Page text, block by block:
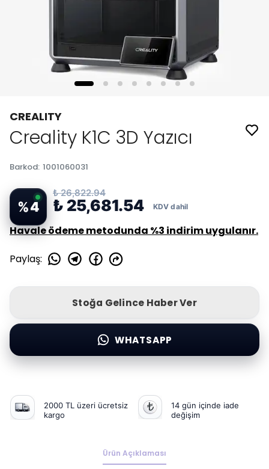
CREALITY
Creality K1C 3D Yazıcı
Barkod: 1001060031
%4
₺ 26,822.94
₺ 25,681.54
Havale ödeme metodunda %3 indirim uygulanır.
Paylaş:
Stoğa Gelince Haber Ver
WHATSAPP
2000 TL üzeri ücretsiz
kargo
14 gün içinde iade
değişim
Ürün Açıklaması